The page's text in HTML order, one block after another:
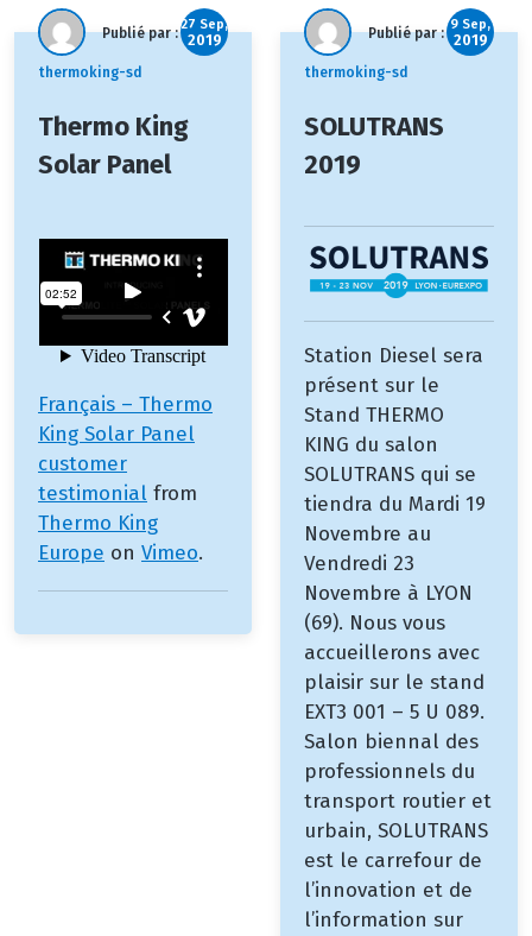
Publié par :
thermoking-sd
27 Sep,
2019
Thermo King
Solar Panel
Français – Thermo
King Solar Panel
customer
testimonial from
Thermo King
Europe on Vimeo.
Publié par :
thermoking-sd
9 Sep,
2019
SOLUTRANS
2019
Station Diesel sera
présent sur le
Stand THERMO
KING du salon
SOLUTRANS qui se
tiendra du Mardi 19
Novembre au
Vendredi 23
Novembre à LYON
(69). Nous vous
accueillerons avec
plaisir sur le stand
EXT3 001 – 5 U 089.
Salon biennal des
professionnels du
transport routier et
urbain, SOLUTRANS
est le carrefour de
l’innovation et de
l’information sur